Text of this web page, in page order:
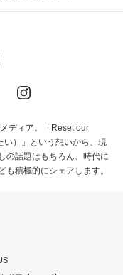
ディア。「Reset our
い）」という想いから、現
の話題はもちろん、時代に
積極的にシェアします。